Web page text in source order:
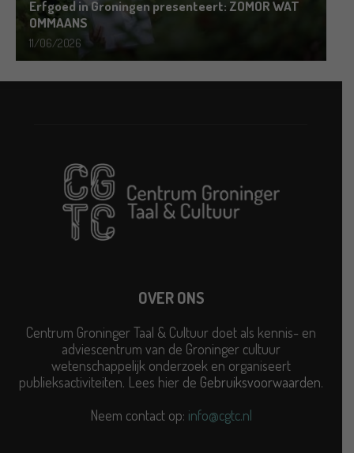
Erfgoed in Groningen presenteert: ZOMOR WAT
OMMAANS
11/06/2026
OVER ONS
Centrum Groninger Taal & Cultuur doet als kennis- en
adviescentrum van de Groninger cultuur
wetenschappelijk onderzoek en organiseert
publieksactiviteiten. Lees hier de Gebruiksvoorwaarden.
Neem contact op: info@cgtc.nl